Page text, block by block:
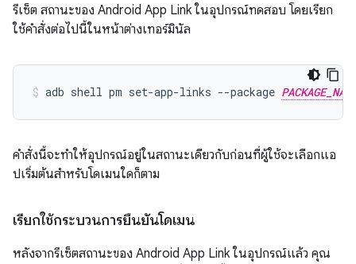
รีเซ็ต สถานะของ Android App Link ในอุปกรณ์ทดสอบ โดยเรียก
ใช้คำสั่งต่อไปนี้ในหน้าต่างเทอร์มินัล
adb shell pm set-app-links --package
คำสั่งนี้จะทำให้อุปกรณ์อยู่ในสถานะเดียวกับก่อนที่ผู้ใช้จะเลือกแอ
ปเริ่มต้นสำหรับโดเมนใดก็ตาม
เรียกใช้กระบวนการยืนยันโดเมน
หลังจากรีเซ็ตสถานะของ Android App Link ในอุปกรณ์แล้ว คุณ